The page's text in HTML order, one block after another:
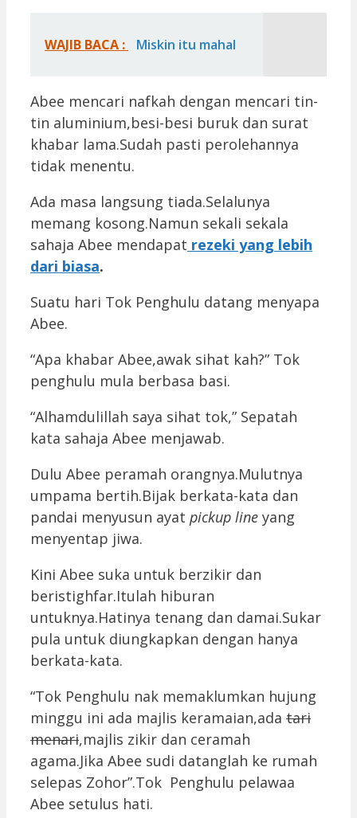
WAJIB BACA : Miskin itu mahal
Abee mencari nafkah dengan mencari tin-
tin aluminium,besi-besi buruk dan surat
khabar lama.Sudah pasti perolehannya
tidak menentu.
Ada masa langsung tiada.Selalunya
memang kosong.Namun sekali sekala
sahaja Abee mendapat rezeki yang lebih
dari biasa.
Suatu hari Tok Penghulu datang menyapa
Abee.
“Apa khabar Abee,awak sihat kah?” Tok
penghulu mula berbasa basi.
“Alhamdulillah saya sihat tok,” Sepatah
kata sahaja Abee menjawab.
Dulu Abee peramah orangnya.Mulutnya
umpama bertih.Bijak berkata-kata dan
pandai menyusun ayat pickup line yang
menyentap jiwa.
Kini Abee suka untuk berzikir dan
beristighfar.Itulah hiburan
untuknya.Hatinya tenang dan damai.Sukar
pula untuk diungkapkan dengan hanya
berkata-kata.
“Tok Penghulu nak memaklumkan hujung
minggu ini ada majlis keramaian,ada tari
menari,majlis zikir dan ceramah
agama.Jika Abee sudi datanglah ke rumah
selepas Zohor”.Tok Penghulu pelawaa
Abee setulus hati.